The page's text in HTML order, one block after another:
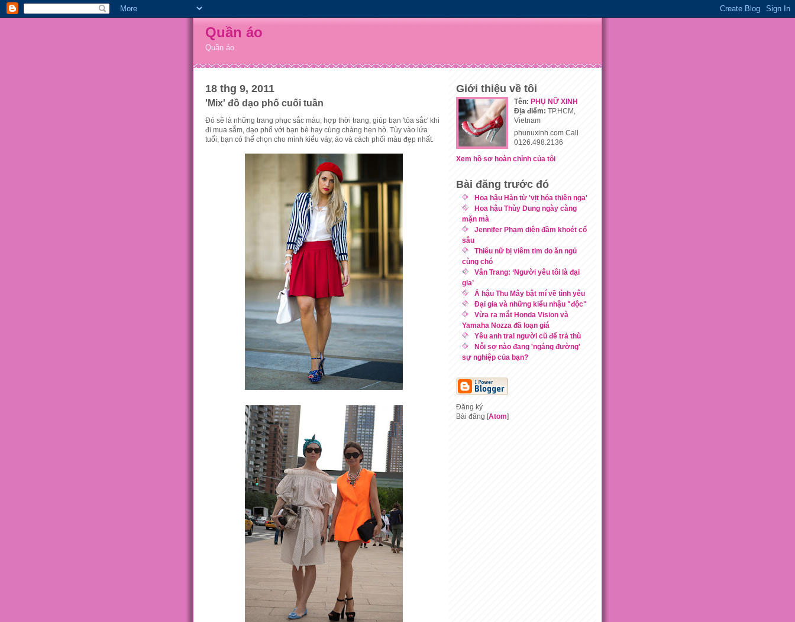
Quần áo
Quần áo
18 thg 9, 2011
'Mix' đồ dạo phố cuối tuần
Đó sẽ là những trang phục sắc màu, hợp thời trang, giúp bạn 'tỏa sắc' khi
đi mua sắm, dạo phố với bạn bè hay cùng chàng hẹn hò. Tùy vào lứa
tuổi, bạn có thể chọn cho mình kiểu váy, áo và cách phối màu đẹp nhất.
Giới thiệu về tôi
Tên: PHỤ NỮ XINH
Địa điểm: TP.HCM,
Vietnam
phunuxinh.com Call
0126.498.2136
Xem hồ sơ hoàn chỉnh của tôi
Bài đăng trước đó
Hoa hậu Hàn từ 'vịt hóa thiên nga'
Hoa hậu Thùy Dung ngày càng
mặn mà
Jennifer Phạm diện đầm khoét cổ
sâu
Thiếu nữ bị viêm tim do ăn ngủ
cùng chó
Vân Trang: ‘Người yêu tôi là đại
gia’
Á hậu Thu Mây bật mí về tình yêu
Đại gia và những kiểu nhậu "độc"
Vừa ra mắt Honda Vision và
Yamaha Nozza đã loạn giá
Yêu anh trai người cũ để trả thù
Nỗi sợ nào đang 'ngáng đường'
sự nghiệp của bạn?
Đăng ký
Bài đăng [Atom]